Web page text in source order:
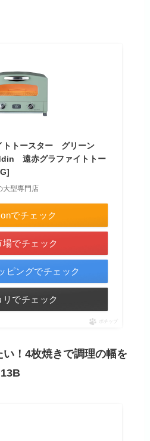
トトースター グリーン
遠赤グラファイトトー
大型専門店
でチェック
場でチェック
ピングでチェック
リでチェック
ポチップ
！4枚焼きで調理の幅を